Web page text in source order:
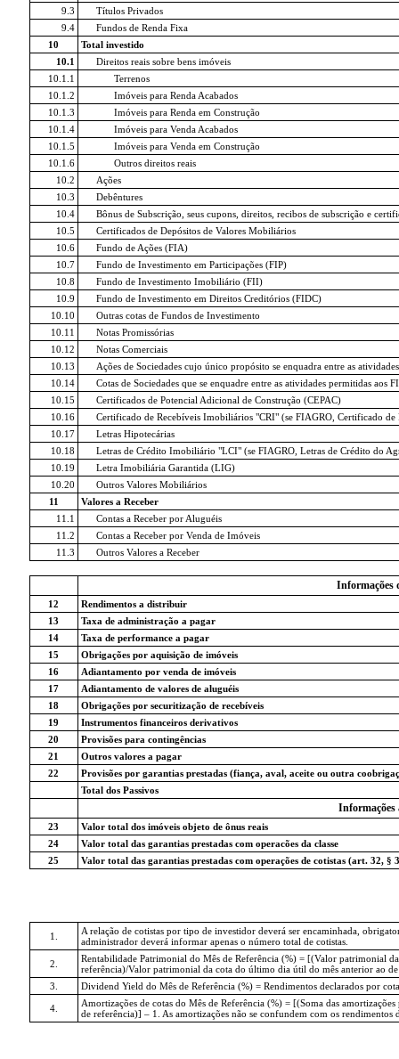
9.3
Títulos Privados
9.4
Fundos de Renda Fixa
10
Total investido
10.1
Direitos reais sobre bens imóveis
10.1.1
Terrenos
10.1.2
Imóveis para Renda Acabados
10.1.3
Imóveis para Renda em Construção
10.1.4
Imóveis para Venda Acabados
10.1.5
Imóveis para Venda em Construção
10.1.6
Outros direitos reais
10.2
Ações
10.3
Debêntures
10.4
Bônus de Subscrição, seus cupons, direitos, recibos de subscrição e
10.5
Certificados de Depósitos de Valores Mobiliários
10.6
Fundo de Ações (FIA)
10.7
Fundo de Investimento em Participações (FIP)
10.8
Fundo de Investimento Imobiliário (FII)
10.9
Fundo de Investimento em Direitos Creditórios (FIDC)
10.10
Outras cotas de Fundos de Investimento
10.11
Notas Promissórias
10.12
Notas Comerciais
10.13
Ações de Sociedades cujo único propósito se enquadra entre as
10.14
Cotas de Sociedades que se enquadre entre as atividades permitidas aos
10.15
Certificados de Potencial Adicional de Construção (CEPAC)
10.16
Certificado de Recebíveis Imobiliários "CRI" (se FIAGRO, Certificado
10.17
Letras Hipotecárias
10.18
Letras de Crédito Imobiliário "LCI" (se FIAGRO, Letras de Crédito do
10.19
Letra Imobiliária Garantida (LIG)
10.20
Outros Valores Mobiliários
11
Valores a Receber
11.1
Contas a Receber por Aluguéis
11.2
Contas a Receber por Venda de Imóveis
11.3
Outros Valores a Receber
Informações
12
Rendimentos a distribuir
13
Taxa de administração a pagar
14
Taxa de performance a pagar
15
Obrigações por aquisição de imóveis
16
Adiantamento por venda de imóveis
17
Adiantamento de valores de aluguéis
18
Obrigações por securitização de recebíveis
19
Instrumentos financeiros derivativos
20
Provisões para contingências
21
Outros valores a pagar
22
Provisões por garantias prestadas (fiança, aval, aceite ou outra
Total dos Passivos
Informações
23
Valor total dos imóveis objeto de ônus reais
24
Valor total das garantias prestadas com operacões da classe
25
Valor total das garantias prestadas com operações de cotistas (art. 32, §
1.
A relação de cotistas por tipo de investidor deverá ser encaminhada,
administrador deverá informar apenas o número total de cotistas.
2.
Rentabilidade Patrimonial do Mês de Referência (%) = [(Valor patrimonial
referência)/Valor patrimonial da cota do último dia útil do mês anterior ao
3.
Dividend Yield do Mês de Referência (%) = Rendimentos declarados por
4.
Amortizações de cotas do Mês de Referência (%) = [(Soma das
de referência)] – 1. As amortizações não se confundem com os rendimentos